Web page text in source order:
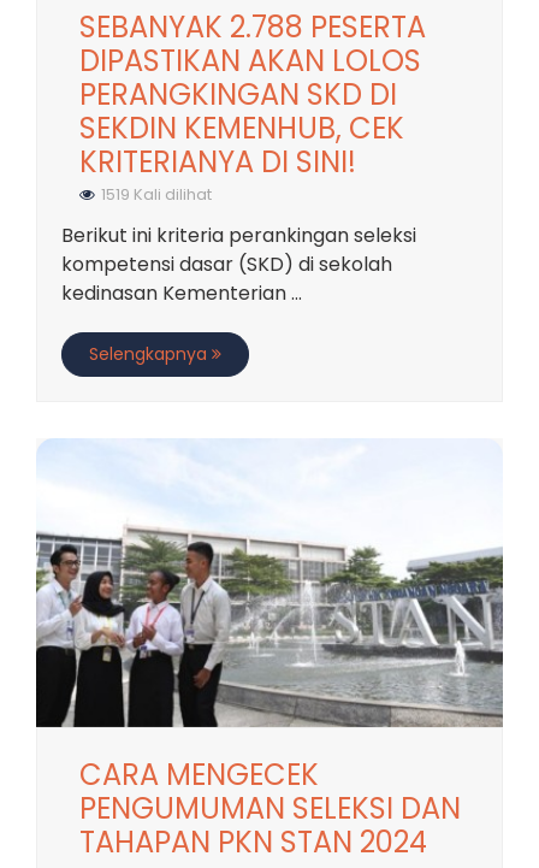
SEBANYAK 2.788 PESERTA
DIPASTIKAN AKAN LOLOS
PERANGKINGAN SKD DI
SEKDIN KEMENHUB, CEK
KRITERIANYA DI SINI!
1519 Kali dilihat
Berikut ini kriteria perankingan seleksi
kompetensi dasar (SKD) di sekolah
kedinasan Kementerian ...
Selengkapnya
CARA MENGECEK
PENGUMUMAN SELEKSI DAN
TAHAPAN PKN STAN 2024